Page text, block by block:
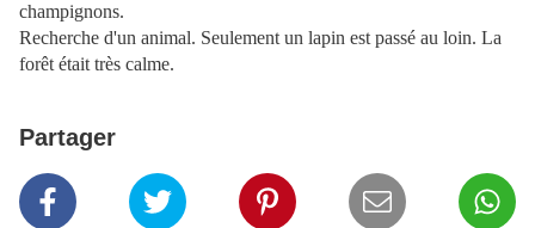
champignons.
Recherche d'un animal. Seulement un lapin est passé au loin. La
forêt était très calme.
Partager